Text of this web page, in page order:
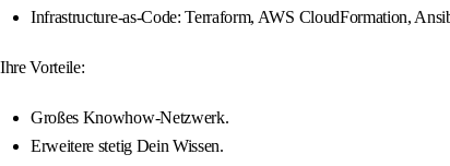
Infrastructure-as-Code: Terraform, AWS CloudFormation,
Ihre Vorteile:
Großes Knowhow-Netzwerk.
Erweitere stetig Dein Wissen.